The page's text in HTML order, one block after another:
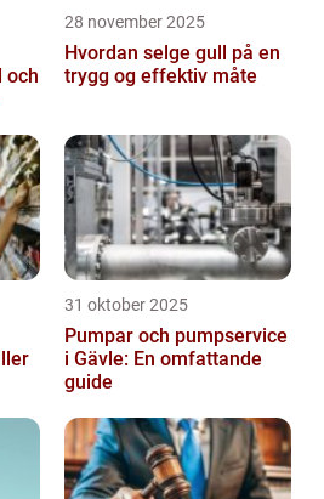
och
28 november 2025
Hvordan selge gull på en
trygg og effektiv måte
31 oktober 2025
Pumpar och pumpservice
i Gävle: En omfattande
guide